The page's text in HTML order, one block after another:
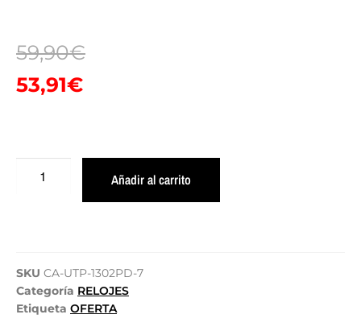
59,90€
53,91€
Añadir al carrito
SKU CA-UTP-1302PD-7
Categoría RELOJES
Etiqueta OFERTA